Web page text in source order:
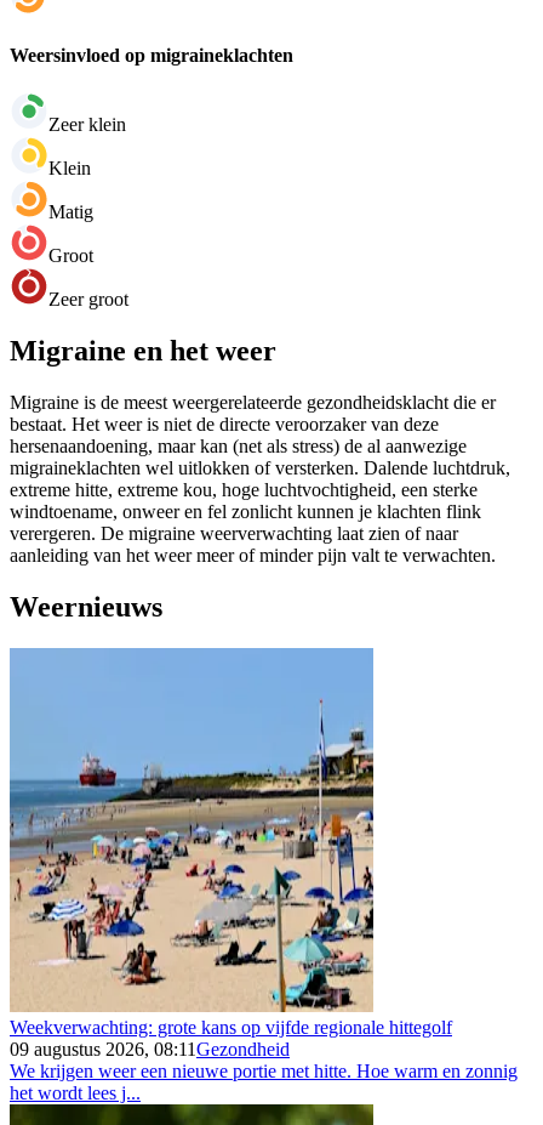
Weersinvloed op migraineklachten
Zeer klein
Klein
Matig
Groot
Zeer groot
Migraine en het weer
Migraine is de meest weergerelateerde gezondheidsklacht die er
bestaat. Het weer is niet de directe veroorzaker van deze
hersenaandoening, maar kan (net als stress) de al aanwezige
migraineklachten wel uitlokken of versterken. Dalende luchtdruk,
extreme hitte, extreme kou, hoge luchtvochtigheid, een sterke
windtoename, onweer en fel zonlicht kunnen je klachten flink
verergeren. De migraine weerverwachting laat zien of naar
aanleiding van het weer meer of minder pijn valt te verwachten.
Weernieuws
Weekverwachting: grote kans op vijfde regionale hittegolf
09 augustus 2026, 08:11Gezondheid
We krijgen weer een nieuwe portie met hitte. Hoe warm en zonnig
het wordt lees j...